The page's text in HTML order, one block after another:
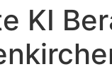
KI